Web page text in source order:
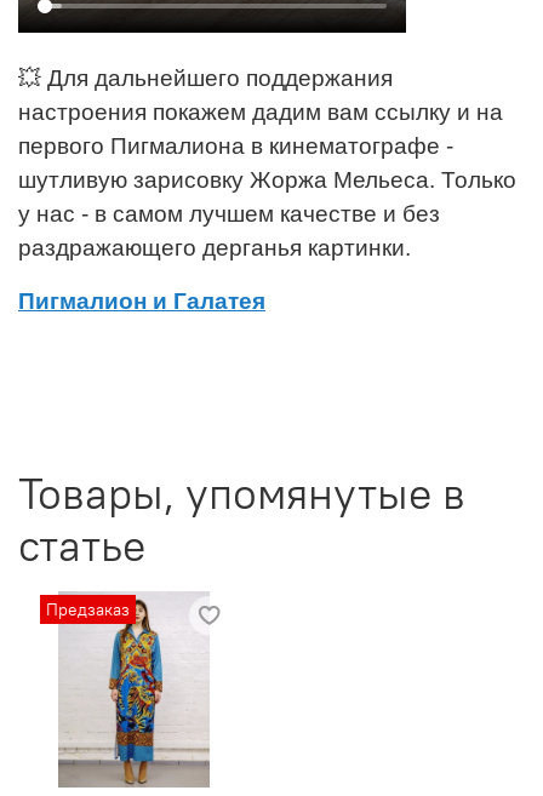
💥 Для дальнейшего поддержания
настроения покажем дадим вам ссылку и на
первого Пигмалиона в кинематографе -
шутливую зарисовку Жоржа Мельеса. Только
у нас - в самом лучшем качестве и без
раздражающего дерганья картинки.
Пигмалион и Галатея
Товары, упомянутые в
статье
Предзаказ